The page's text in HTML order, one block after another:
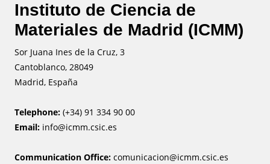
Instituto de Ciencia de
Materiales de Madrid (ICMM)
Sor Juana Ines de la Cruz, 3
Cantoblanco, 28049
Madrid, España
Telephone: (+34) 91 334 90 00
Email: info@icmm.csic.es
Communication Office: comunicacion@icmm.csic.es